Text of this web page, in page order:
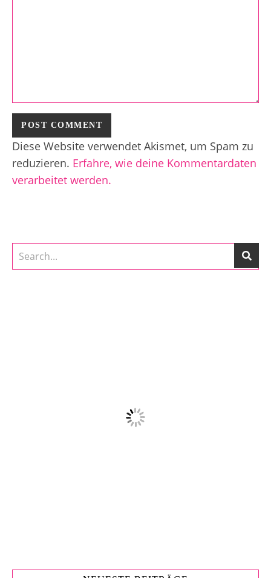
Diese Website verwendet Akismet, um Spam zu
reduzieren. Erfahre, wie deine Kommentardaten
verarbeitet werden.